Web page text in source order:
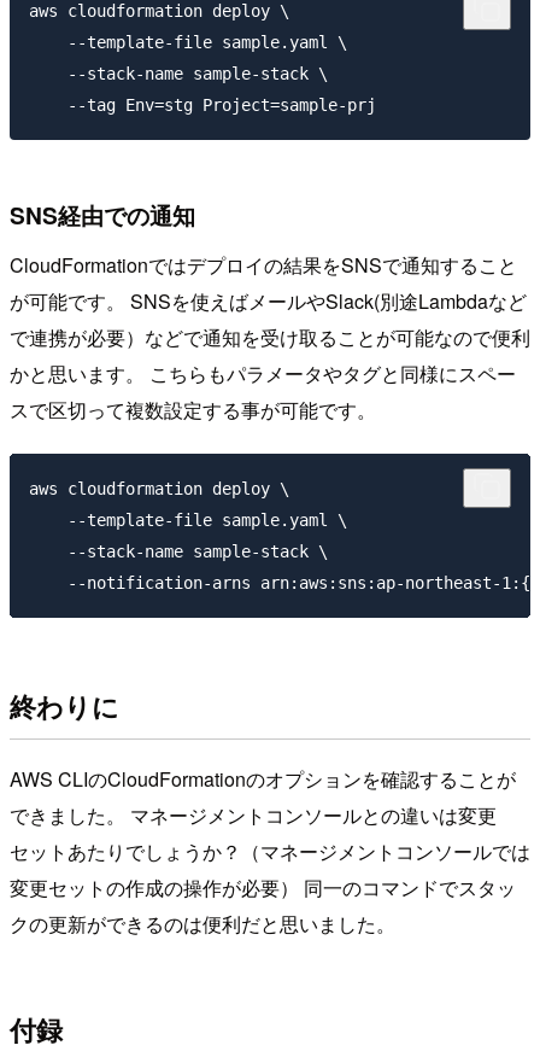
aws cloudformation deploy \
    --template-file sample.yaml \
    --stack-name sample-stack \
SNS経由での通知
CloudFormationではデプロイの結果をSNSで通知すること
が可能です。 SNSを使えばメールやSlack(別途Lambdaなど
で連携が必要）などで通知を受け取ることが可能なので便利
かと思います。 こちらもパラメータやタグと同様にスペー
スで区切って複数設定する事が可能です。
aws cloudformation deploy \
    --template-file sample.yaml \
    --stack-name sample-stack \
終わりに
AWS CLIのCloudFormationのオプションを確認することが
できました。 マネージメントコンソールとの違いは変更
セットあたりでしょうか？（マネージメントコンソールでは
変更セットの作成の操作が必要） 同一のコマンドでスタッ
クの更新ができるのは便利だと思いました。
付録